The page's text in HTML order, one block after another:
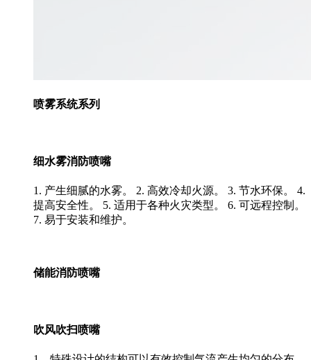
喷雾系统系列
细水雾消防喷嘴
1. 产生细腻的水雾。 2. 高效冷却火源。 3. 节水环保。 4.
提高安全性。 5. 适用于各种火灾类型。 6. 可远程控制。
7. 易于安装和维护。
储能消防喷嘴
吹风吹扫喷嘴